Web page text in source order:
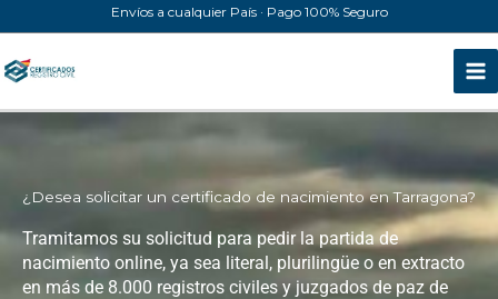
al
contenido
Envíos a cualquier País · Pago 100% Seguro
¿Desea solicitar un certificado de nacimiento en Tarragona?
Tramitamos su solicitud para pedir la partida de
nacimiento online, ya sea literal, plurilingüe o en extracto
en más de 8.000 registros civiles y juzgados de paz de